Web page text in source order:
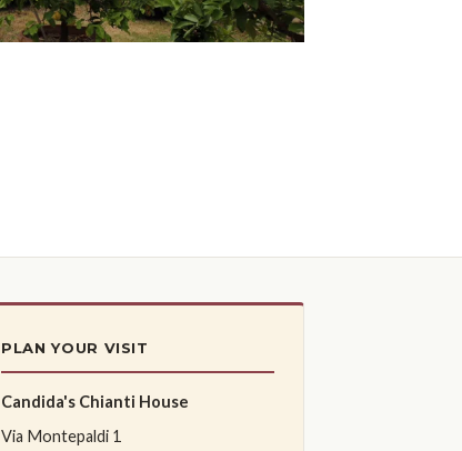
PLAN YOUR VISIT
Candida's Chianti House
Via Montepaldi 1